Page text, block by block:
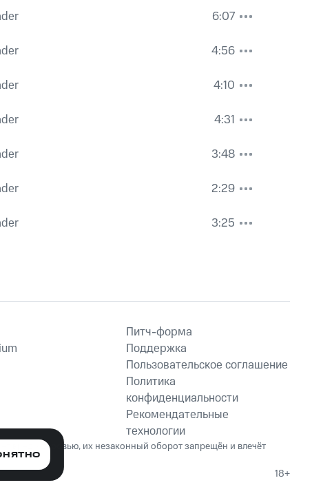
6:07
4:56
4:10
4:31
3:48
2:29
3:25
Питч-форма
Поддержка
Пользовательское соглашение
Политика
конфиденциальности
Рекомендательные
технологии
вред здоровью, их незаконный оборот запрещён и влечёт
18+